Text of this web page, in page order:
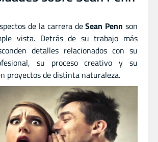
de la carrera deSean Penn son
vista. Detrás de su trabajo más
detalles relacionados con su
su proceso creativo y su
proyectos de distinta naturaleza.